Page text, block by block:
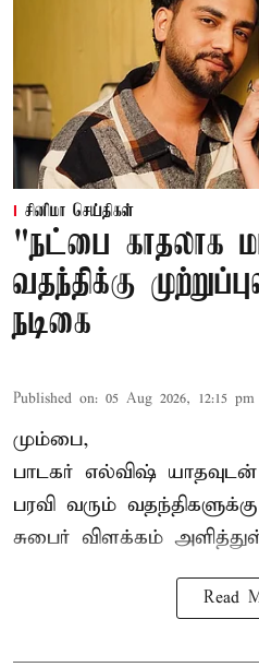
சினிமா செய்திகள்
"நட்பை காதலாக
வதந்திக்கு
நடிகை
Published on: 05 Aug 2026, 12:15 pm
மும்பை,
பாடகர் எல்விஷ்
பரவி வரும்
சுபைர் விளக்கம்
Read